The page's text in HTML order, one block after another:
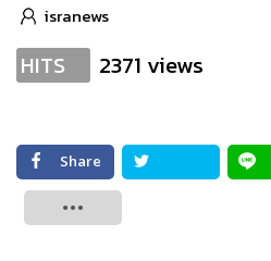
isranews
HITS 2371 views
Share